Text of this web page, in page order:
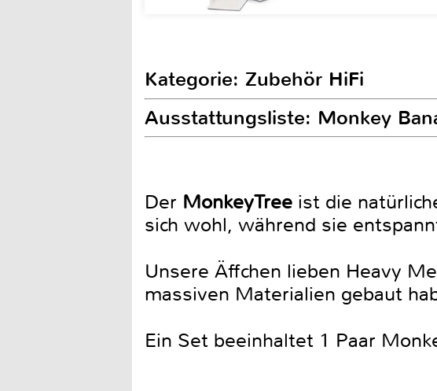
Kategorie: Zubehör HiFi
Ausstattungsliste: Monkey
Der MonkeyTree ist die
sich wohl, während sie
Unsere Äffchen lieben Heavy
massiven Materialien gebaut
Ein Set beeinhaltet 1 Paar